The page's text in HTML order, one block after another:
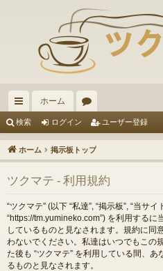
イ
ッ
ク
リ
ン
ク
ホーム
ー
ラ
ム
検索 ログイン ユーザー登録
ホーム 掲示板トップ
ツクマテ - 利用規約
“ツクマテ” (以下 “私達”, “掲示板”, “当サイ
“https://tm.yumineko.com”) を利用する
しているものと見なされます。規約に同
わないでください。私達はいつでもこの
た後も “ツクマテ” を利用している間、
るものと見なされます。